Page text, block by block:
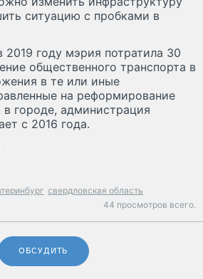
ситуацию с пробками в
2019 году мэрия потратила 30
общественного транспорта в
в те или иные
на реформирование
городе, администрация
с 2016 года.
свердловская область
44 просмотров всего.
ОБСУДИТЬ